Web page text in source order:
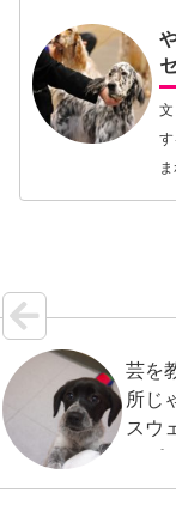
芸を
所じ
スウ
のパ
室